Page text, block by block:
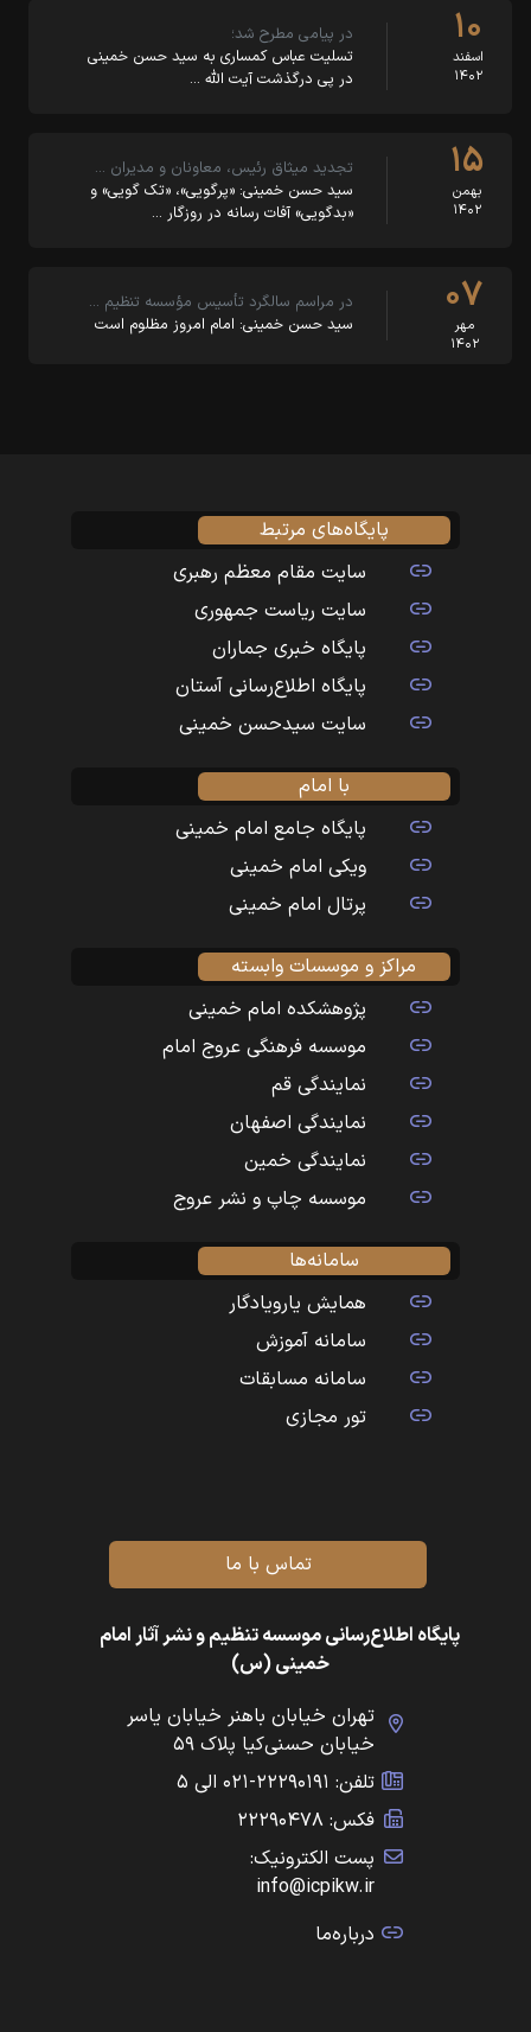
۱۰
اسفند
۱۴۰۲
در پیامی مطرح شد؛
تسلیت عباس کمساری به سید حسن خمینی
در پی درگذشت آیت الله …
۱۵
بهمن
۱۴۰۲
تجدید میثاق رئیس، معاونان و مدیران …
سید حسن خمینی: «پرگویی»، «تک گویی» و
«بدگویی» آفات رسانه در روزگار …
۰۷
مهر
۱۴۰۲
در مراسم سالگرد تأسیس مؤسسه تنظیم …
سید حسن خمینی: امام امروز مظلوم است
پایگاه‌های مرتبط
سایت مقام معظم رهبری
سایت ریاست جمهوری
پایگاه خبری جماران
پایگاه اطلاع‌رسانی آستان
سایت سیدحسن خمینی
با امام
پایگاه جامع امام خمینی
ویکی امام خمینی
پرتال امام خمینی
مراکز و موسسات وابسته
پژوهشکده امام خمینی
موسسه فرهنگی عروج امام
نمایندگی قم
نمایندگی اصفهان
نمایندگی خمین
موسسه چاپ و نشر عروج
سامانه‌ها
همایش یارویادگار
سامانه آموزش
سامانه مسابقات
تور مجازی
تماس با ما
پایگاه اطلاع‌رسانی موسسه تنظیم و نشر آثار امام
خمینی (س)
تهران خیابان باهنر خیابان یاسر
خیابان حسنی‌کیا پلاک ۵۹
تلفن: ۲۲۲۹۰۱۹۱-۰۲۱ الی ۵
فکس: ۲۲۲۹۰۴۷۸
پست الکترونیک:
info@icpikw.ir
درباره‌ما